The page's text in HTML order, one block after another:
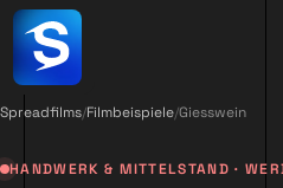
Spreadfilms/Filmbeispiele/Giesswein
HANDWERK & MITTELSTAND ·